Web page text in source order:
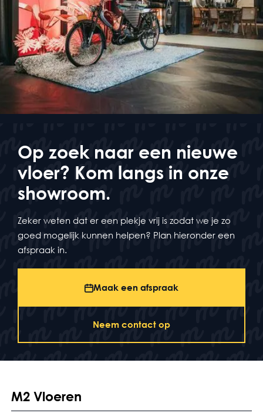
Op zoek naar een nieuwe
vloer? Kom langs in onze
showroom.
Zeker weten dat er een plekje vrij is zodat we je zo
goed mogelijk kunnen helpen? Plan hieronder een
afspraak in.
Maak een afspraak
Neem contact op
M2 Vloeren